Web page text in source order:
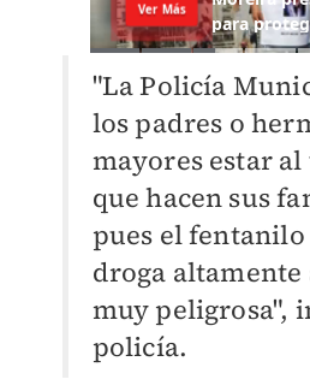
"La Policía
los padres o
mayores estar
que hacen sus
pues el fentanilo
droga
muy peligrosa",
policía.